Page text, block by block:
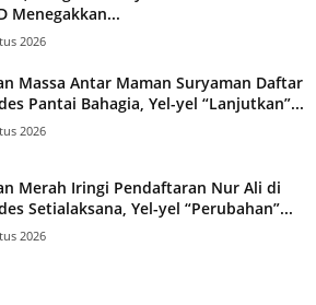
Menegakkan...
2026
Massa Antar Maman Suryaman Daftar
Pantai Bahagia, Yel-yel “Lanjutkan”...
2026
Merah Iringi Pendaftaran Nur Ali di
Setialaksana, Yel-yel “Perubahan”...
2026